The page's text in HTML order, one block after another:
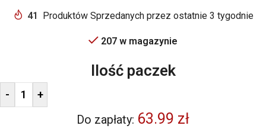
41 Produktów Sprzedanych przez ostatnie 3 tygodnie
207 w magazynie
Ilość paczek
- +
Do zapłaty: 63.99 zł